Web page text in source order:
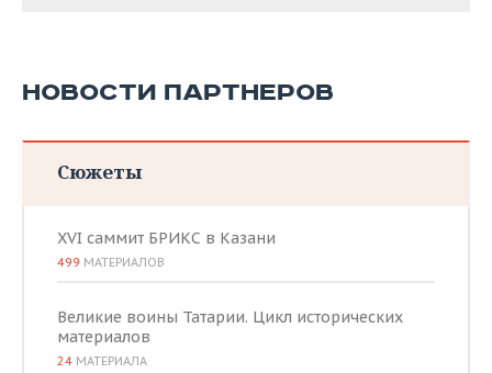
НОВОСТИ ПАРТНЕРОВ
Сюжеты
XVI саммит БРИКС в Казани
499 МАТЕРИАЛОВ
Великие воины Татарии. Цикл исторических
материалов
24 МАТЕРИАЛА